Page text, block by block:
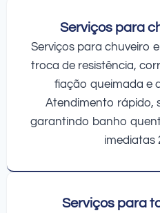
Serviços para
Serviços para chuveiro
troca de resistência,
fiação queimada e
Atendimento rápido,
garantindo banho
imediatas
Serviços para